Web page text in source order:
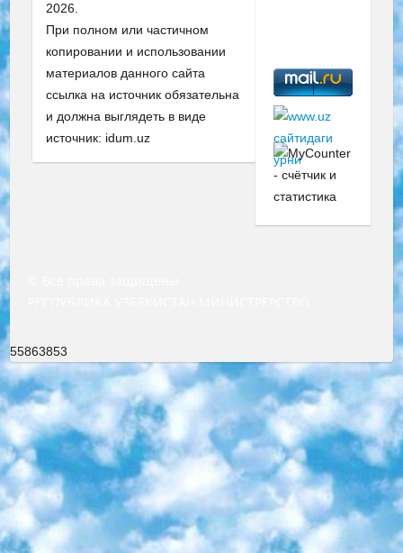
2026.
При полном или частичном
копировании и использовании
материалов данного сайта
ссылка на источник обязательна
и должна выглядеть в виде
источник: idum.uz
55863853